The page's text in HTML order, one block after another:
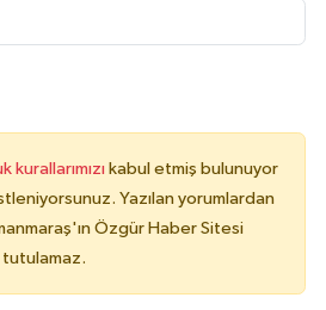
kurallarımızı kabul etmiş bulunuyor
Yazılan yorumlardan
Özgür Haber Sitesi
tutulamaz.